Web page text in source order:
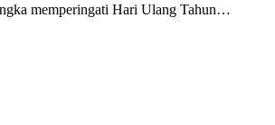
memperingati Hari Ulang Tahun…